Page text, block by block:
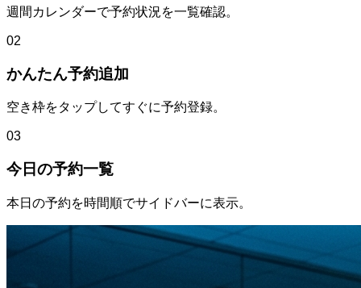
週間カレンダーで予約状況を一覧確認。
02
かんたん予約追加
空き枠をタップしてすぐに予約登録。
03
今日の予約一覧
本日の予約を時間順でサイドバーに表示。